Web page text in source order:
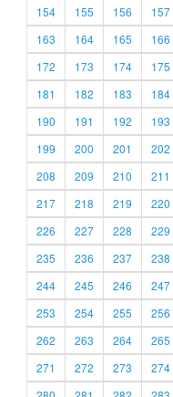
154
155 156 157
163
164 165 166
172
173 174 175
181
182 183 184
190
191 192 193
199
200 201 202
208
209 210 211
217
218 219 220
226
227 228 229
235
236 237 238
244
245 246 247
253
254 255 256
262
263 264 265
271
272 273 274